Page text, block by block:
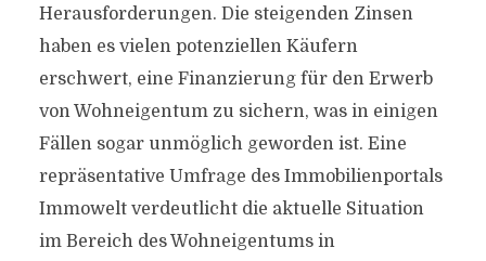
Herausforderungen. Die steigenden Zinsen
haben es vielen potenziellen Käufern
erschwert, eine Finanzierung für den Erwerb
von Wohneigentum zu sichern, was in einigen
Fällen sogar unmöglich geworden ist. Eine
repräsentative Umfrage des Immobilienportals
Immowelt verdeutlicht die aktuelle Situation
im Bereich des Wohneigentums in